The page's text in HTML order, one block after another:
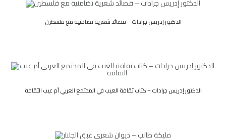
الدكتور إدريس جرادات – قصائد شعرية تضامنية مع فلسطين
الدكتور إدريس جرادات – كتاب ثقافة العيب في المجتمع العربي أم عيب الثقافة